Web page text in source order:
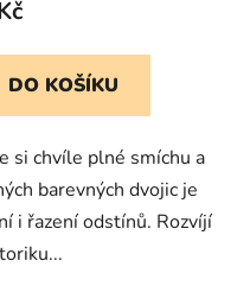
DO KOŠÍKU
si chvíle plné smíchu a
barevných dvojic je
i řazení odstínů. Rozvíjí